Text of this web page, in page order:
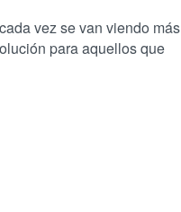
vez se van viendo más
para aquellos que